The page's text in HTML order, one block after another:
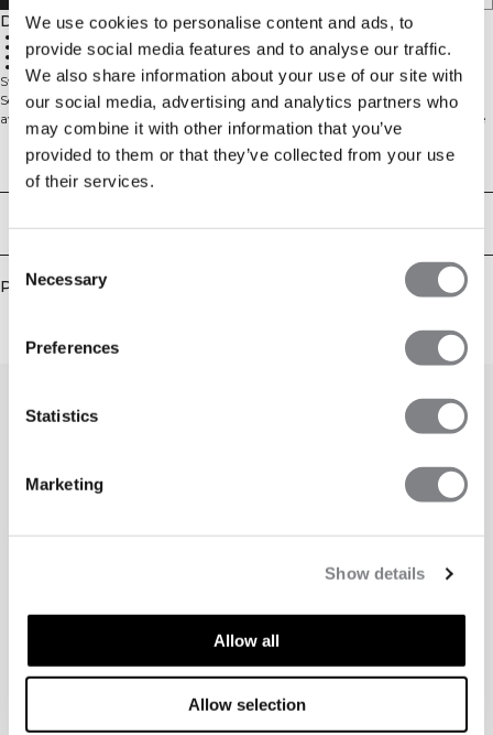
We use cookies to personalise content and ads, to
provide social media features and to analyse our traffic.
We also share information about your use of our site with
our social media, advertising and analytics partners who
may combine it with other information that you’ve
provided to them or that they’ve collected from your use
of their services.
Consent
Selection
Necessary
Preferences
Statistics
Marketing
Show details
Allow all
Allow selection
Description
55% polyester, 37% modal, 8% élastan
Coupe décontractée
Passepoils contrastés
Mélange modal doux
Sweat à col rond au toucher premium, pensé pour le confort au quotidien.
Son mélange de modal est incroyablement doux, lisse et agréable sur la peau,
avec un toucher moelleux idéal pour les échauffements, les jours de repos et le
style athleisure. Les passepoils contrastés apportent une finition nette et
sportive. Sa coupe décontractée, légèrement oversize, et sa longueur standard
facilitent la superposition. Le tissu extensible suit vos mouvements tout en
conservant sa forme, pour un tombé impeccable au fil des utilisations. 55%
Aspects techniques
Livraison & retours
Produits similaires